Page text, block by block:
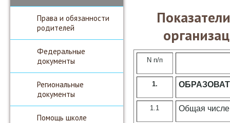
Права и обязанности
родителей
Федеральные
документы
Региональные
документы
Помощь школе
N п/п
1.
1.1 Общая